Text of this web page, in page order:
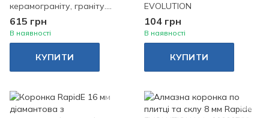
керамограніту, граніту.
монолітного бетону.
бетону, каменю RapidE
615 грн
В наявності
КУПИТИ
EVOLUTION
104 грн
В наявності
КУПИТИ